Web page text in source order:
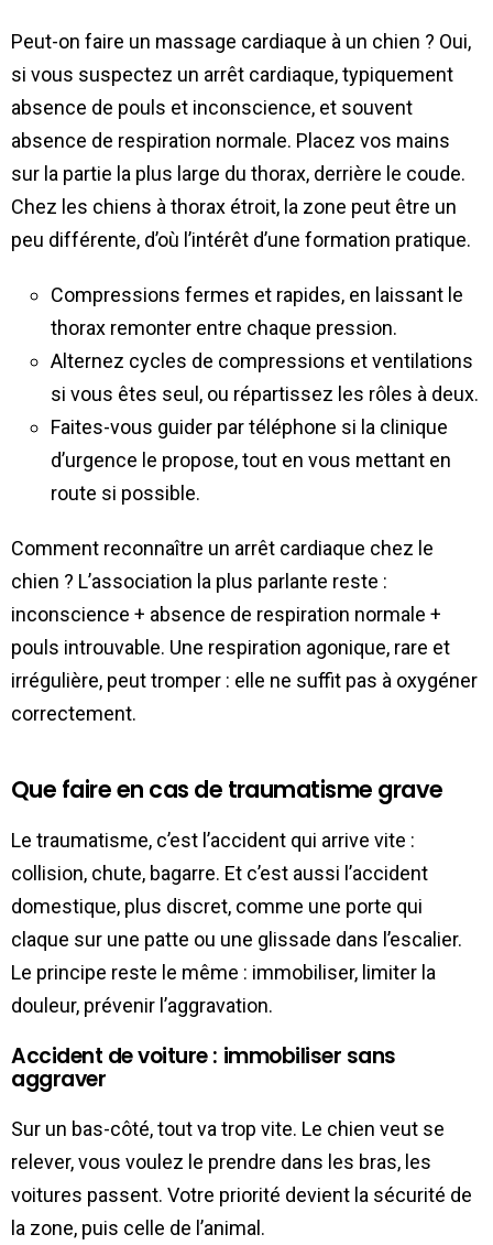
Peut-on faire un massage cardiaque à un chien ? Oui,
si vous suspectez un arrêt cardiaque, typiquement
absence de pouls et inconscience, et souvent
absence de respiration normale. Placez vos mains
sur la partie la plus large du thorax, derrière le coude.
Chez les chiens à thorax étroit, la zone peut être un
peu différente, d’où l’intérêt d’une formation pratique.
Compressions fermes et rapides, en laissant le
thorax remonter entre chaque pression.
Alternez cycles de compressions et ventilations
si vous êtes seul, ou répartissez les rôles à deux.
Faites-vous guider par téléphone si la clinique
d’urgence le propose, tout en vous mettant en
route si possible.
Comment reconnaître un arrêt cardiaque chez le
chien ? L’association la plus parlante reste :
inconscience + absence de respiration normale +
pouls introuvable. Une respiration agonique, rare et
irrégulière, peut tromper : elle ne suffit pas à oxygéner
correctement.
Que faire en cas de traumatisme grave
Le traumatisme, c’est l’accident qui arrive vite :
collision, chute, bagarre. Et c’est aussi l’accident
domestique, plus discret, comme une porte qui
claque sur une patte ou une glissade dans l’escalier.
Le principe reste le même : immobiliser, limiter la
douleur, prévenir l’aggravation.
Accident de voiture : immobiliser sans
aggraver
Sur un bas-côté, tout va trop vite. Le chien veut se
relever, vous voulez le prendre dans les bras, les
voitures passent. Votre priorité devient la sécurité de
la zone, puis celle de l’animal.